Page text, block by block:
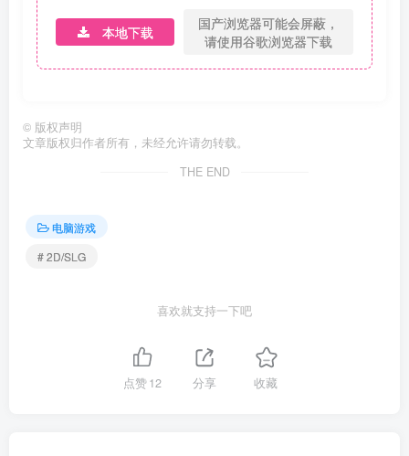
本地下载
国产浏览器可能会屏蔽，
请使用谷歌浏览器下载
© 版权声明
文章版权归作者所有，未经允许请勿转载。
THE END
电脑游戏
# 2D/SLG
喜欢就支持一下吧
点赞12 分享 收藏